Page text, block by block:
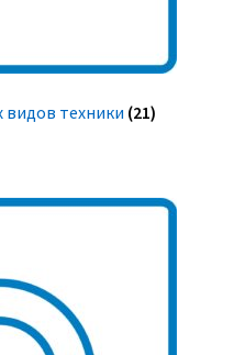
видов техники (21)